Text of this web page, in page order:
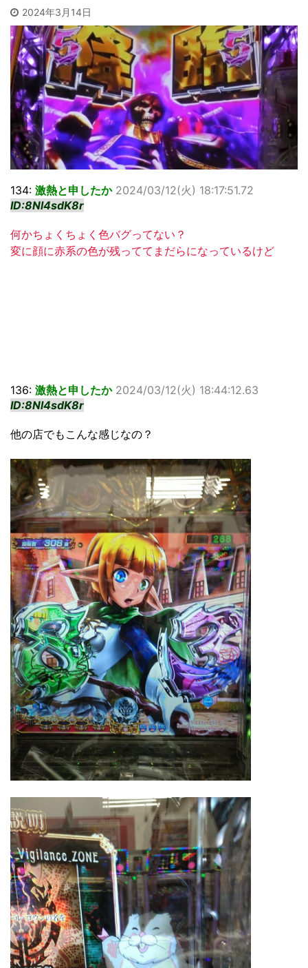
2024年3月14日
134: 激熱と申したか 2024/03/12(火) 18:17:51.72
ID:8Nl4sdK8r
何かちょくちょく色バグってない？
変に顔に赤系の色が残っててまだらになっているけど
136: 激熱と申したか 2024/03/12(火) 18:44:12.63
ID:8Nl4sdK8r
他の店でもこんな感じなの？